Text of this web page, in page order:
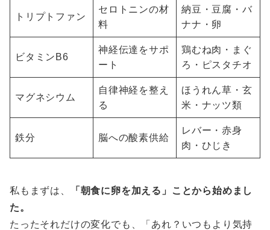
トリプトファン
セロトニンの材
料
納豆・豆腐・バ
ナナ・卵
ビタミンB6
神経伝達をサポ
ート
鶏むね肉・まぐ
ろ・ピスタチオ
マグネシウム
自律神経を整え
る
ほうれん草・玄
米・ナッツ類
鉄分 脳への酸素供給
レバー・赤身
肉・ひじき
私もまずは、
「朝食に卵を加える」ことから始めまし
た。
たったそれだけの変化でも、「あれ？いつもより気持